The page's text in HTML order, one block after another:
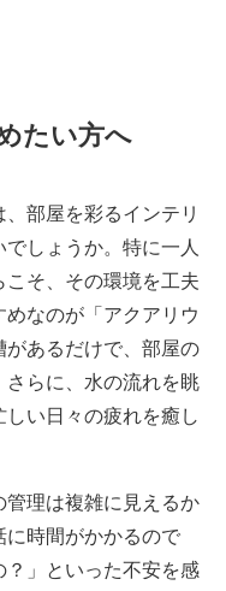
たい方へ
部屋を彩るインテリ
しょうか。特に一人
そ、その環境を工夫
なのが「アクアリウ
があるだけで、部屋の
らに、水の流れを眺
い日々の疲れを癒し
管理は複雑に見えるか
に時間がかかるので
？」といった不安を感